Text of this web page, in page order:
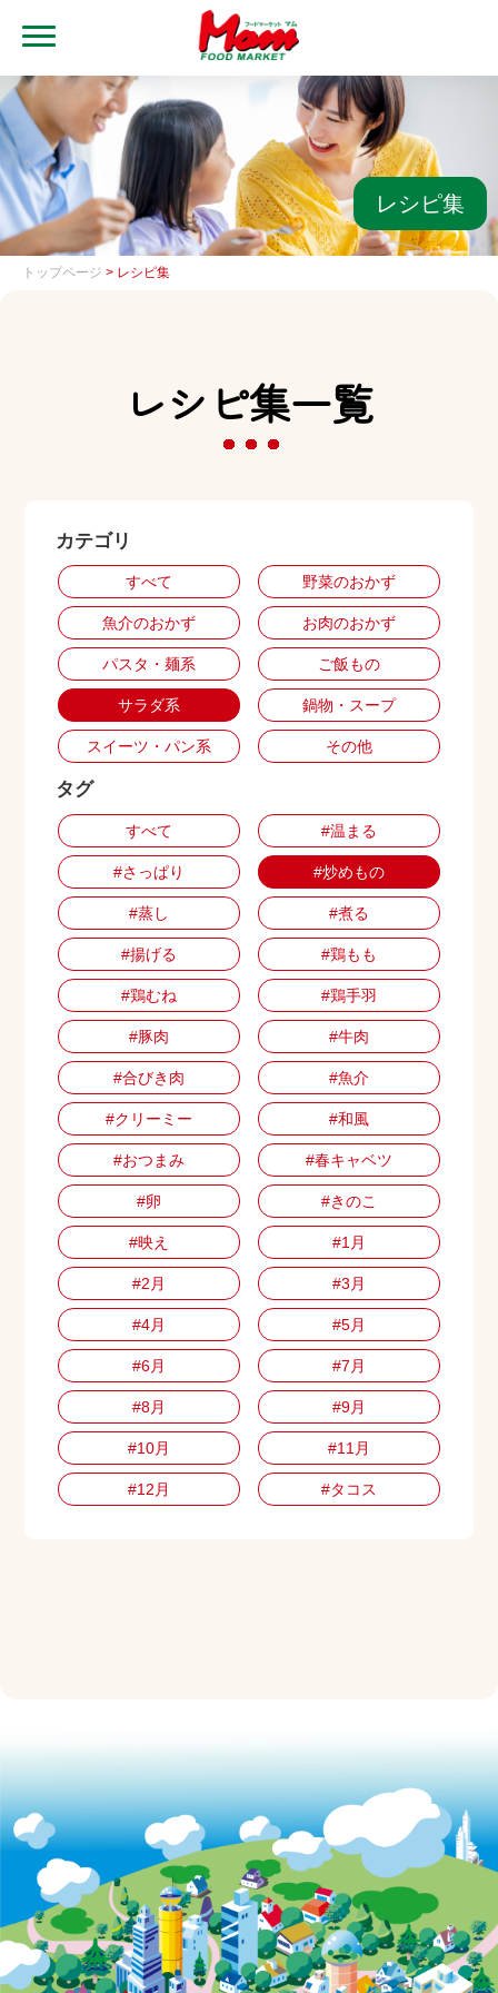
トップ
ブランド・店舗
マムアプリ
マムEdy
出店用地募集
レシピ集
トップページ > レシピ集
レシピ集一覧
カテゴリ
すべて 野菜のおかず
魚介のおかず お肉のおかず
パスタ・麺系 ご飯もの
サラダ系 鍋物・スープ
スイーツ・パン系 その他
タグ
すべて #温まる
#さっぱり #炒めもの
#蒸し #煮る
#揚げる #鶏もも
#鶏むね #鶏手羽
#豚肉 #牛肉
#合びき肉 #魚介
#クリーミー #和風
#おつまみ #春キャベツ
#卵 #きのこ
#映え #1月
#2月 #3月
#4月 #5月
#6月 #7月
#8月 #9月
#10月 #11月
#12月 #タコス